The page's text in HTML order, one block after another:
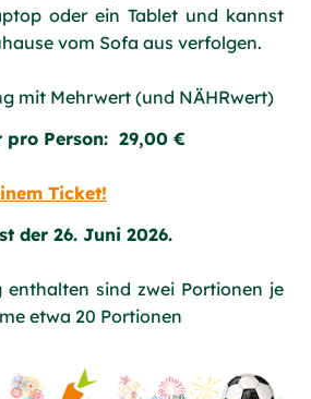
oder ein Tablet und kannst
vom Sofa aus verfolgen.
mit Mehrwert (und NÄHRwert)
pro Person: 29,00 €
Ticket!
der 26. Juni 2026.
sind zwei Portionen je
etwa 20 Portionen